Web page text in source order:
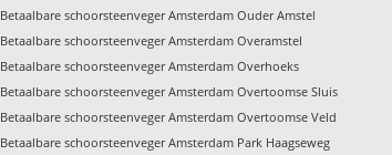
Betaalbare schoorsteenveger Amsterdam Ouder Amstel
Betaalbare schoorsteenveger Amsterdam Overamstel
Betaalbare schoorsteenveger Amsterdam Overhoeks
Betaalbare schoorsteenveger Amsterdam Overtoomse Sluis
Betaalbare schoorsteenveger Amsterdam Overtoomse Veld
Betaalbare schoorsteenveger Amsterdam Park Haagseweg